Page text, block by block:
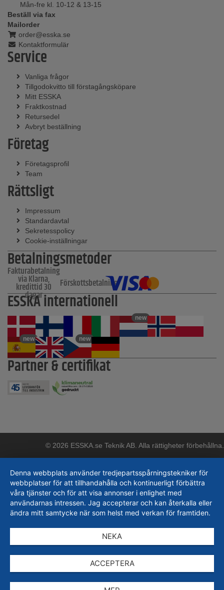
Mån-fre kl. 10-12 & 13-15
Beställ via fax
Mailorder
order@esska.se
Kontaktformulär
Service
Vanliga frågor
Tillgodokvitto till förstagångsköpare
Mitt ESSKA
Fraktkostnad
Retursedel
Avbryt beställning
Företag
Företagsprofil
Team
Rättsligt
Impressum
Standardavtal
Sekretesspolicy
Cookie-inställningar
Betalningsmetoder
Fakturabetalning
via Klarna,
kredittid 30
dagar
Förskottsbetalning
ESSKA internationell
new
new new
Partner & certifikat
© 2026 ESSKA.se Teknik AB. Alla rättigheter förbehållna.
Denna webbplats använder tredjepartsspårningstekniker för
webbplatser för att tillhandahålla och kontinuerligt förbättra
våra tjänster och för att visa annonser i enlighet med
användarnas intressen. Jag accepterar och kan återkalla eller
ändra mitt samtycke när som helst med verkan för framtiden.
NEKA
ACCEPTERA